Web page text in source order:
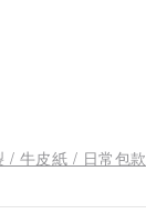
/ 牛皮紙 / 日常包款